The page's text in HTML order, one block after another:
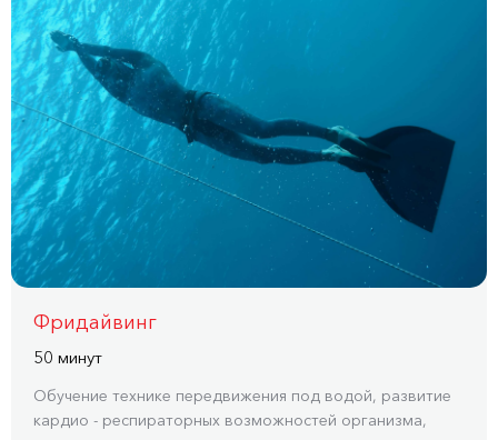
Фридайвинг
50 минут
Обучение технике передвижения под водой, развитие
кардио - респираторных возможностей организма,